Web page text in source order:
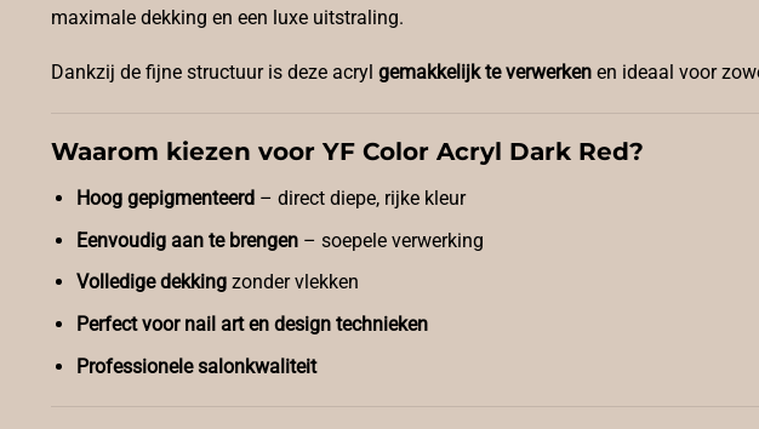
maximale dekking en een luxe uitstraling.
Dankzij de fijne structuur is deze acryl gemakkelijk te verwerken en ideaal voor
Waarom kiezen voor YF Color Acryl Dark Red?
Hoog gepigmenteerd– direct diepe, rijke kleur
Eenvoudig aan te brengen– soepele verwerking
Volledige dekkingzonder vlekken
Perfect voor nail art en design technieken
Professionele salonkwaliteit